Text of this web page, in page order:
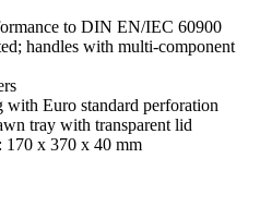
to DIN EN/IEC 60900
handles with multi-component
with Euro standard perforation
tray with transparent lid
x 370 x 40 mm